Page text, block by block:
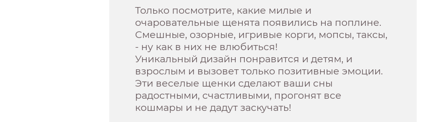
Только посмотрите, какие милые и
очаровательные щенята появились на поплине.
Смешные, озорные, игривые корги, мопсы, таксы,
- ну как в них не влюбиться!
Уникальный дизайн понравится и детям, и
взрослым и вызовет только позитивные эмоции.
Эти веселые щенки сделают ваши сны
радостными, счастливыми, прогонят все
кошмары и не дадут заскучать!